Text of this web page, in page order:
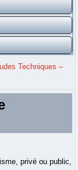
Techniques –
privé ou public,